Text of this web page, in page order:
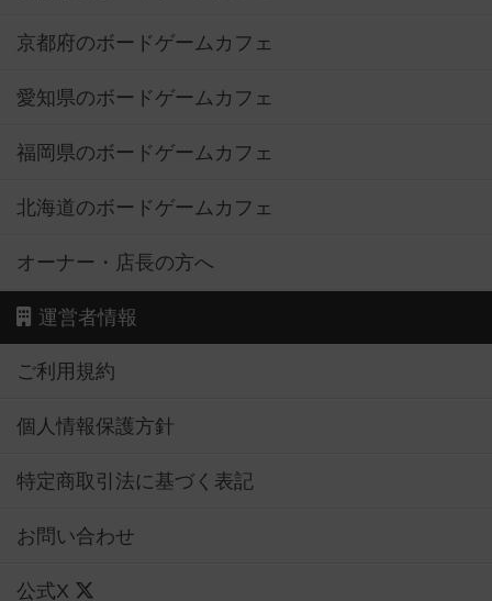
京都府のボードゲームカフェ
愛知県のボードゲームカフェ
福岡県のボードゲームカフェ
北海道のボードゲームカフェ
オーナー・店長の方へ
運営者情報
ご利用規約
個人情報保護方針
特定商取引法に基づく表記
お問い合わせ
公式X